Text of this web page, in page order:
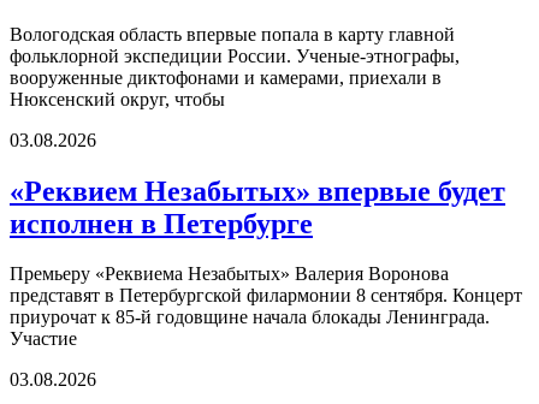
Вологодская область впервые попала в карту главной
фольклорной экспедиции России. Ученые-этнографы,
вооруженные диктофонами и камерами, приехали в
Нюксенский округ, чтобы
03.08.2026
«Реквием Незабытых» впервые будет
исполнен в Петербурге
Премьеру «Реквиема Незабытых» Валерия Воронова
представят в Петербургской филармонии 8 сентября. Концерт
приурочат к 85-й годовщине начала блокады Ленинграда.
Участие
03.08.2026